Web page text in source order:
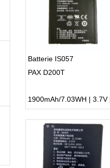
Batterie IS057
PAX D200T